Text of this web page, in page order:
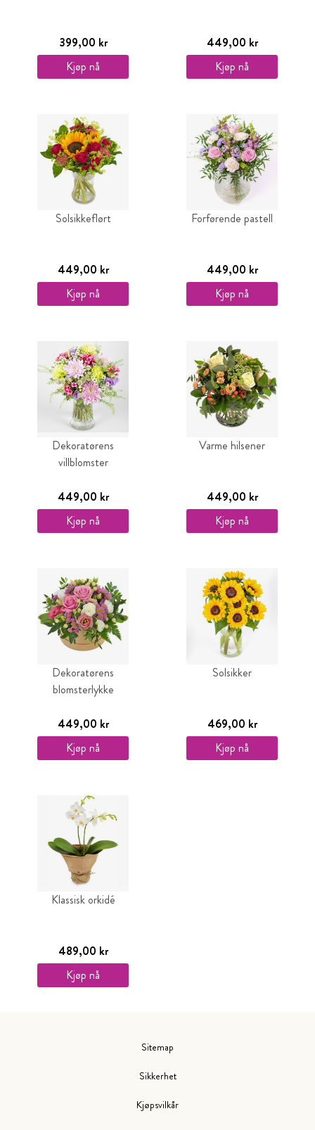
399,00 kr
Kjøp nå
449,00 kr
Kjøp nå
Solsikkeflørt
449,00 kr
Kjøp nå
Forførende pastell
449,00 kr
Kjøp nå
Dekoratørens
villblomster
449,00 kr
Kjøp nå
Varme hilsener
449,00 kr
Kjøp nå
Dekoratørens
blomsterlykke
449,00 kr
Kjøp nå
Solsikker
469,00 kr
Kjøp nå
Klassisk orkidé
489,00 kr
Kjøp nå
Sitemap
Sikkerhet
Kjøpsvilkår